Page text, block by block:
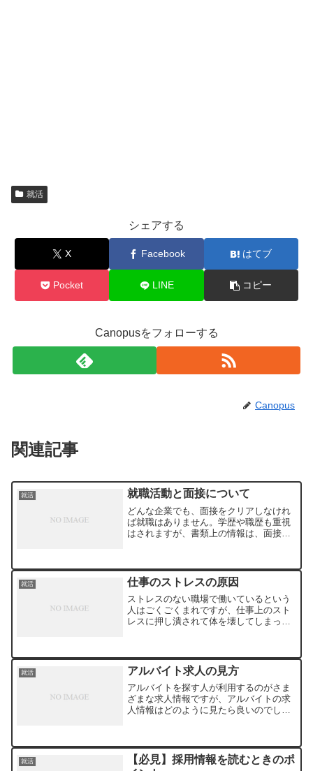
就活
シェアする
X Facebook はてブ
Pocket LINE コピー
Canopusをフォローする
Canopus
関連記事
就活 就職活動と面接について
どんな企業でも、面接をクリアしなけれ
ば就職はありません。学歴や職歴も重視
はされますが、書類上の情報は、面接を
いうちに採用を見送られてしまうという
こともあります。面接にい...
就活 仕事のストレスの原因
ストレスのない職場で働いているという
人はごくごくまれですが、仕事上のスト
レスに押し潰されて体を壊してしまった
ょうか。真っ先に思いつくものに、コミ
ュニケーションがあります...
就活 アルバイト求人の見方
アルバイトを探す人が利用するのがさま
ざまな求人情報ですが、アルバイトの求
人情報はどのように見たら良いのでしょ
す。アルバイト情報誌や広告の場合には1
週間に1度しか発行されず...
就活
【必見】採用情報を読むときのポ